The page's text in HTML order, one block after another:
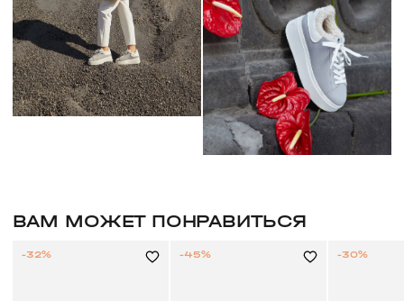
ВАМ МОЖЕТ ПОНРАВИТЬСЯ
-32% -45% -30%